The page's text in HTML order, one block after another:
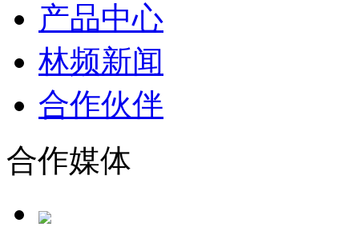
产品中心
林频新闻
合作伙伴
合作媒体